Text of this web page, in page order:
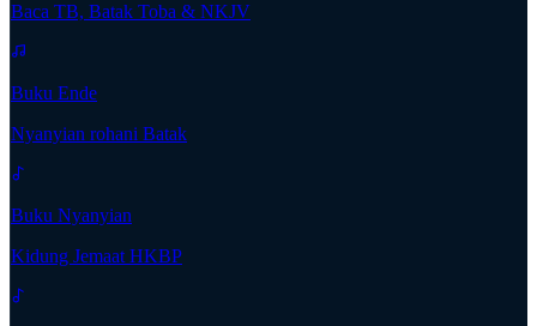
Baca TB, Batak Toba & NKJV
Buku Ende
Nyanyian rohani Batak
Buku Nyanyian
Kidung Jemaat HKBP